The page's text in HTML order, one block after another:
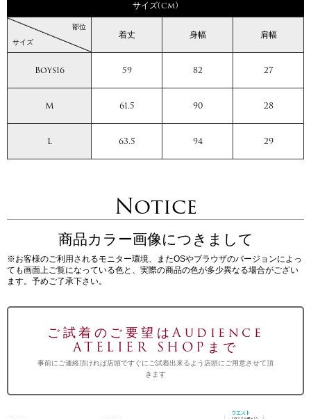
サイズ(cm)
サイズ
部位
着丈 身幅 肩幅
Boys16 59 82 27
M 61.5 90 28
L 63.5 94 29
Notice
商品カラー画像につきまして
※お客様のご利用されるモニター環境、またOSやブラウザのバージョンによっ
ても画面上ご覧になっている色と、実際の商品の色が多少異なる場合がござい
ます。予めご了承下さい。
ご試着のご要望はAudience
ATELIER SHOPまで
事前にご連絡頂ければ店頭ですぐにご試着出来るよう店頭にご用意させて頂
きます